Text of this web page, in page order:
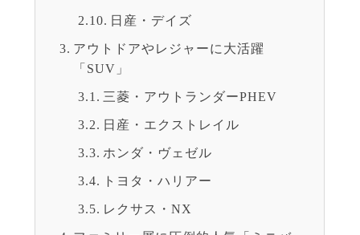
日産・デイズ
アウトドアやレジャーに大活躍
「SUV」
三菱・アウトランダーPHEV
日産・エクストレイル
ホンダ・ヴェゼル
トヨタ・ハリアー
レクサス・NX